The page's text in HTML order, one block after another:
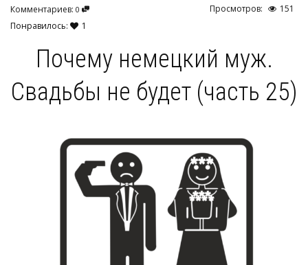
Комментариев: 0 Просмотров:
151
Понравилось:
1
Почему немецкий муж.
Свадьбы не будет (часть 25)